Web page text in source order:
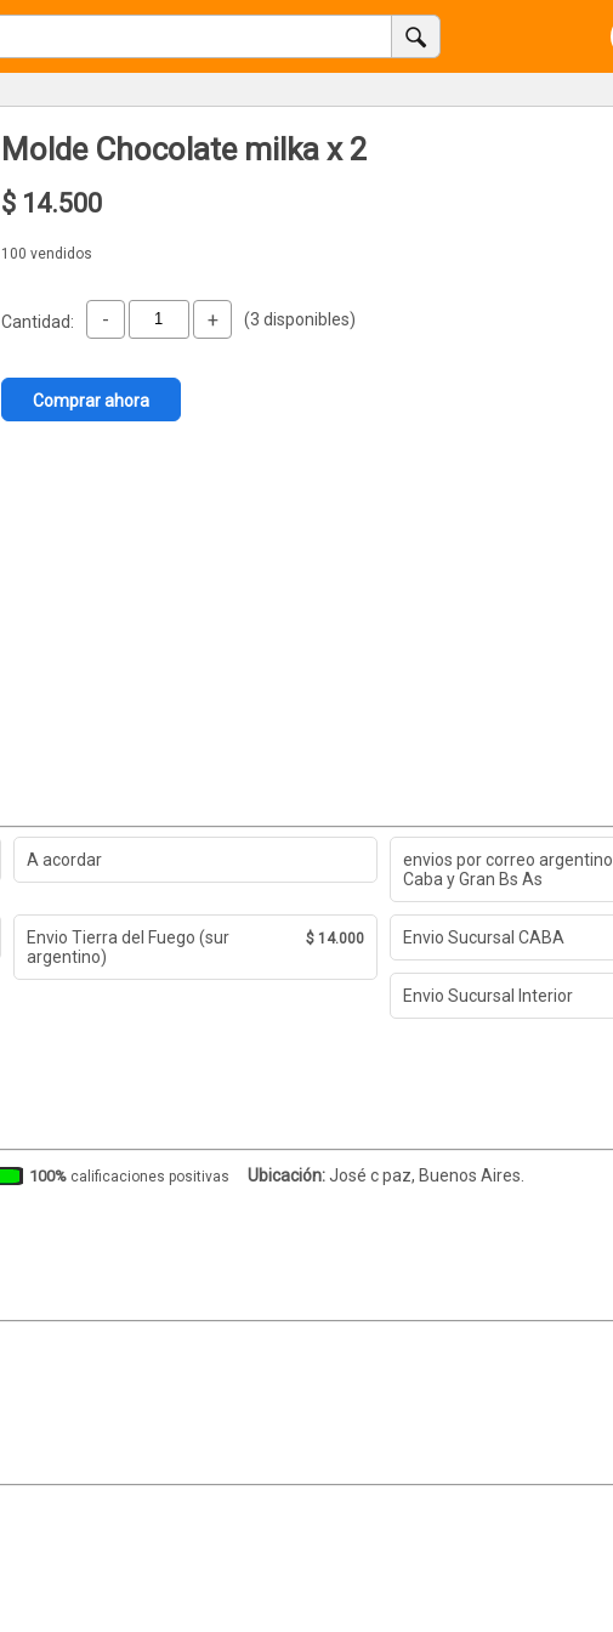
Molde Chocolate milka x 2
$ 14.500
100 vendidos
Cantidad: - + (3 disponibles)
Comprar ahora
A acordar
envios por correo argentino
Caba y Gran Bs As
Envio Tierra del Fuego (sur
argentino)
$ 14.000 Envio Sucursal CABA
Envio Sucursal Interior
100% calificaciones positivas Ubicación:José c paz, Buenos Aires.